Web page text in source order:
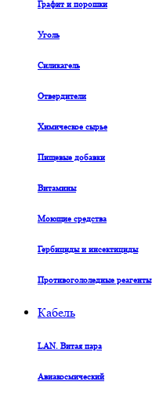
Графит и порошки
Уголь
Силикагель
Отвердители
Химическое сырье
Пищевые добавки
Витамины
Моющие средства
Гербициды и инсектициды
Противогололедные реагенты
Кабель
LAN. Витая пара
Авиакосмический